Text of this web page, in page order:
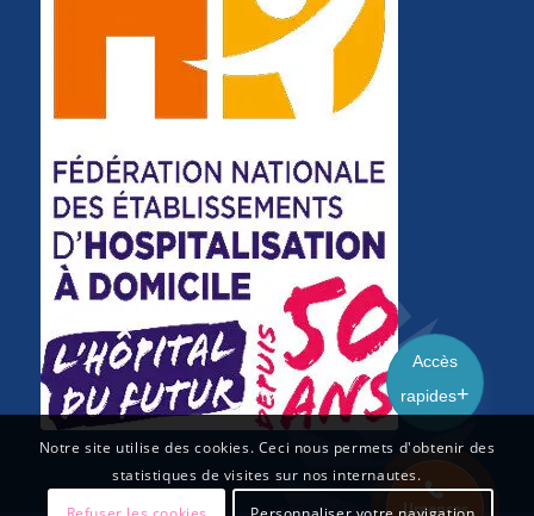
Accès
rapides
Urgences
Notre site utilise des cookies. Ceci nous permets d'obtenir des
statistiques de visites sur nos internautes.